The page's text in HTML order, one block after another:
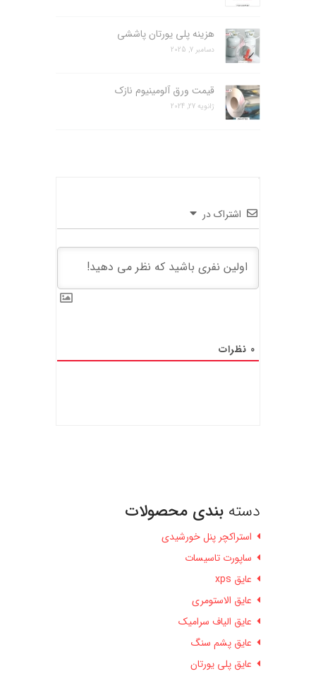
هزینه پلی یورتان پاششی
دسامبر 7, 2025
قیمت ورق آلومینیوم نازک
ژانویه 27, 2024
اشتراک در
0 نظرات
دسته بندی محصولات
استراکچر پنل خورشیدی
ساپورت تاسیسات
عایق xps
عایق الاستومری
عایق الیاف سرامیک
عایق پشم سنگ
عایق پلی یورتان